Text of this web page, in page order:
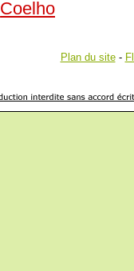
Coelho
Plan du site-